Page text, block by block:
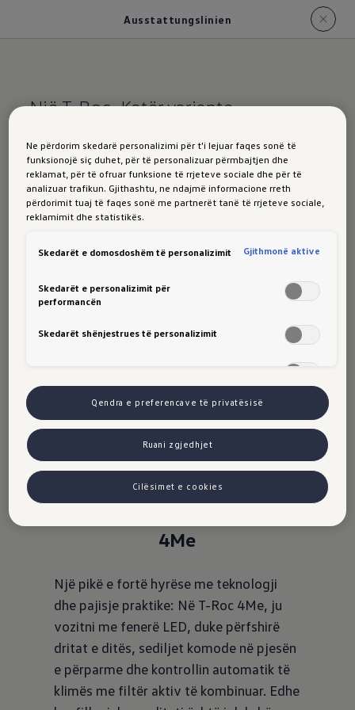
Ausstattungslinien
Një T-Roc. Katër variante.
Linjat e pajisjeve T-
Rocme një shikim
sportlich: Entdecke, was die einzelnen T-Roc
Linien auszeichnet und finde deinen persönlichen
Favoriten.
4Me
Një pikë e fortë hyrëse me teknologji
dhe pajisje praktike: Në T-Roc 4Me, ju
vozitni me fenerë LED, duke përfshirë
dritat e ditës, sediljet komode në pjesën
e përparme dhe kontrollin automatik të
klimës me filtër aktiv të kombinuar. Edhe
Ne përdorim skedarë personalizimi për t'i lejuar faqes sonë të
funksionojë siç duhet, për të personalizuar përmbajtjen dhe
reklamat, për të ofruar funksione të rrjeteve sociale dhe për të
analizuar trafikun. Gjithashtu, ne ndajmë informacione rreth
përdorimit tuaj të faqes sonë me partnerët tanë të rrjeteve sociale,
reklamimit dhe statistikës.
Skedarët e domosdoshëm të personalizimit Gjithmonë aktive
Skedarët e personalizimit për
performancën
Skedarët shënjestrues të personalizimit
Qendra e preferencave të privatësisë
Ruani zgjedhjet
Cilësimet e cookies